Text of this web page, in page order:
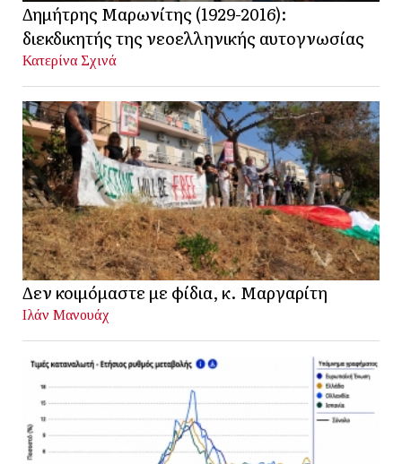
Δημήτρης Μαρωνίτης (1929-2016):
διεκδικητής της νεοελληνικής αυτογνωσίας
Κατερίνα Σχινά
Δεν κοιμόμαστε με φίδια, κ. Μαργαρίτη
Ιλάν Μανουάχ